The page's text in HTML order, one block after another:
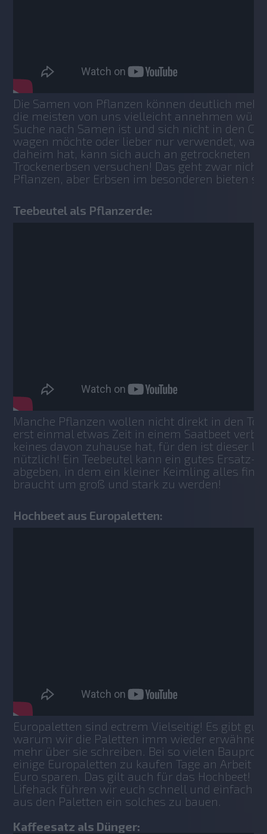
Die Samen von Pflanzen können deutlich
die meisten von uns vielleicht annehmen
Suche nach Samen ist und sich nicht in den
wagen möchte oder lieber nur verwendet, was
daheim hat, kann sich auch an getrockneten
Trockenerbsen versuchen! Das geht zwar nicht
Pflanzen, aber Erbsen im besonderen bieten
Teebeutel als Pflanzerde:
Manche Pflanzen wollen nicht direkt in den
erst einmal etwas Zeit in einem Saatbeet
keines davon zuhause hat, für den ist dieser
nützlich! Ein Teebeutel kann ein gutes Ersatz-
abgeben, in dem ein kleiner Keimling alles
braucht um groß und stark zu werden!
Hochbeet aus Europaletten:
Europaletten sind ectrem Vielseitig! Es gibt
warum wir die Paletten imm wieder
mehr über sie schreiben. Bei so vielen
einige Europaletten zu kaufen Tage an Arbeit
Euro sparen. Das gilt auch für das Hochbeet!
Lifehack führen wir euch schnell und einfach
aus den Paletten ein solches zu bauen.
Kaffeesatz als Dünger: